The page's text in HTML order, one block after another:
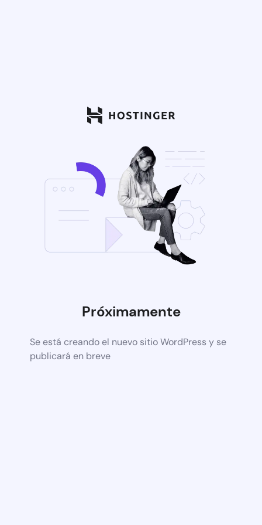
Próximamente
Se está creando el nuevo sitio WordPress y se
publicará en breve